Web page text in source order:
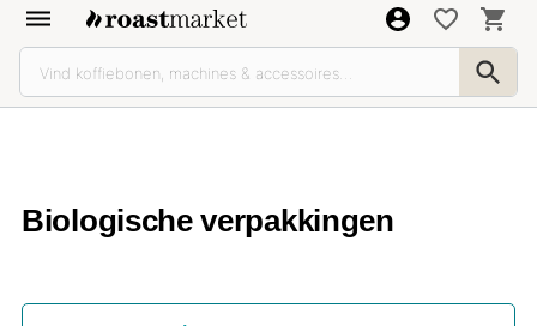
Biologische verpakkingen